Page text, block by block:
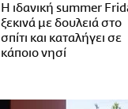
Η ιδανική summer
ξεκινά με δουλειά στο
σπίτι και καταλήγει σε
κάποιο νησί